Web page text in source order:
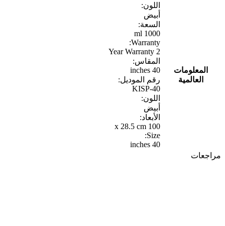
المعلومات
العالمية
اللون:
أبيض
السعة:
1000 ml
Warranty:
2 Year Warranty
المقاس:
40 inches
رقم الموديل:
KISP-40
اللون:
أبيض
الأبعاد:
100 x 28.5 cm
Size:
40 inches
مراجعات